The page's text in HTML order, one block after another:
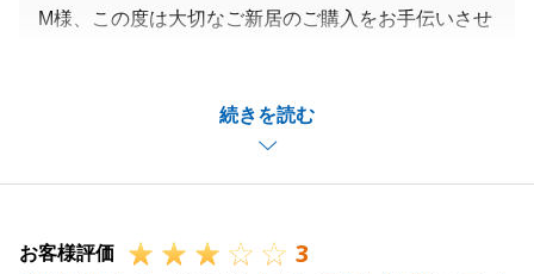
続きを読む
M様、この度は大切なご新居のご購入をお手伝いさせ
M様から頂いたお言葉を真摯に受け止め、より満足度
の高い接客を心がけてまります。
お客様評価 3